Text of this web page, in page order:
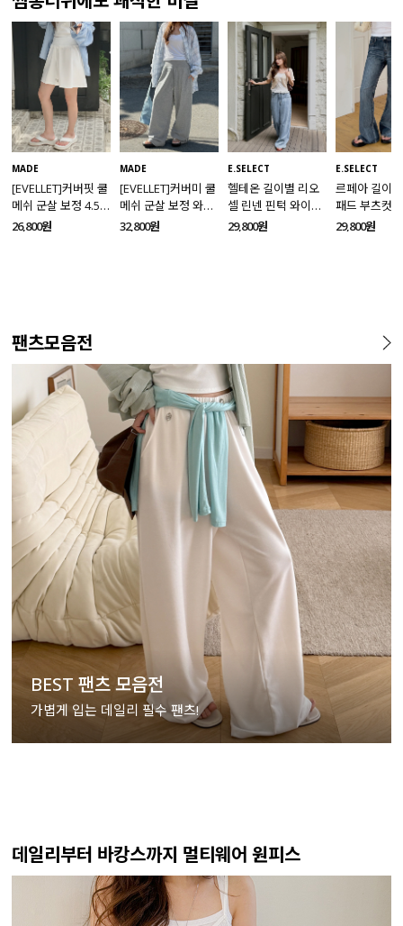
MADE
[EVELLET]커버핏 쿨
메쉬 군살 보정 4.5부
밴딩팬츠
26,800원
MADE
[EVELLET]커버미 쿨
메쉬 군살 보정 와이
드 밴딩팬츠
32,800원
E.SELECT
헬테온 길이별 리오
셀 린넨 핀턱 와이드
데님팬츠
29,800원
E.SELECT
르페아 길이
패드 부츠컷
팬츠
29,800원
팬츠모음전
BEST 팬츠 모음전
가볍게 입는 데일리 필수 팬츠!
데일리부터 바캉스까지 멀티웨어 원피스